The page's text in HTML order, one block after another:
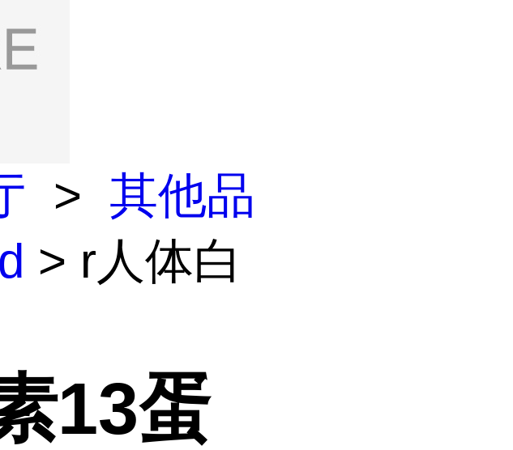
> 其他品
> r人体白
13蛋